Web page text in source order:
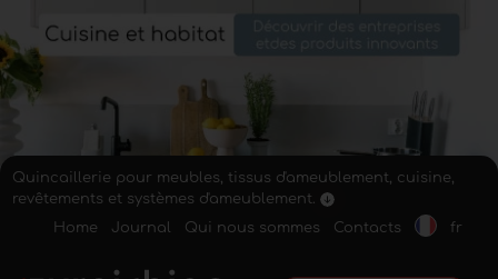
Quincaillerie pour meubles, tissus d'ameublement, cuisine,
revêtements et systèmes d'ameublement.
Home
Journal Qui nous sommes Contacts fr